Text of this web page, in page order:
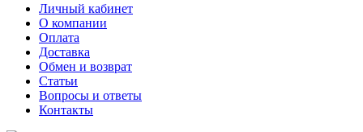
Личный кабинет
О компании
Оплата
Доставка
Обмен и возврат
Статьи
Вопросы и ответы
Контакты